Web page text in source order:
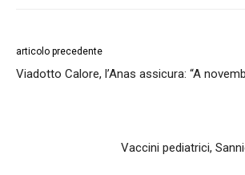
articolo precedente
Viadotto Calore, l’Anas assicura: “A
Vaccini pediatrici,